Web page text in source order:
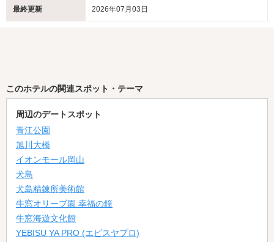
最終更新 2026年07月03日
このホテルの関連スポット・テーマ
周辺のデートスポット
青江公園
旭川大橋
イオンモール岡山
犬島
犬島精錬所美術館
牛窓オリーブ園 幸福の鐘
牛窓海遊文化館
YEBISU YA PRO (エビスヤプロ)